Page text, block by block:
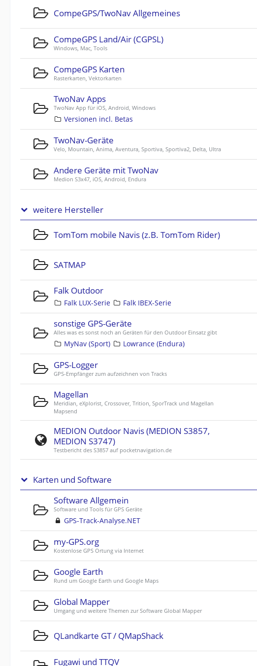
CompeGPS/TwoNav Allgemeines
CompeGPS Land/Air (CGPSL)
Windows, Mac, Tools
CompeGPS Karten
Rasterkarten, Vektorkarten
TwoNav Apps
TwoNav App für iOS, Android, Windows
Versionen incl. Betas
TwoNav-Geräte
Velo, Mountain, Anima, Aventura, Sportiva, Sportiva2, Delta, Ultra
Andere Geräte mit TwoNav
Medion S3x47, iOS, Android, Endura
weitere Hersteller
TomTom mobile Navis (z.B. TomTom Rider)
SATMAP
Falk Outdoor
Falk LUX-Serie Falk IBEX-Serie
sonstige GPS-Geräte
Alles was es sonst noch an Geräten für den Outdoor Einsatz gibt
MyNav (Sport) Lowrance (Endura)
GPS-Logger
GPS-Empfänger zum aufzeichnen von Tracks
Magellan
Meridian, eXplorist, Crossover, Trition, SporTrack und Magellan
Mapsend
MEDION Outdoor Navis (MEDION S3857,
MEDION S3747)
Testbericht des S3857 auf pocketnavigation.de
Karten und Software
Software Allgemein
Software und Tools für GPS Geräte
GPS-Track-Analyse.NET
my-GPS.org
Kostenlose GPS Ortung via Internet
Google Earth
Rund um Google Earth und Google Maps
Global Mapper
Umgang und weitere Themen zur Software Global Mapper
QLandkarte GT / QMapShack
Fugawi und TTQV